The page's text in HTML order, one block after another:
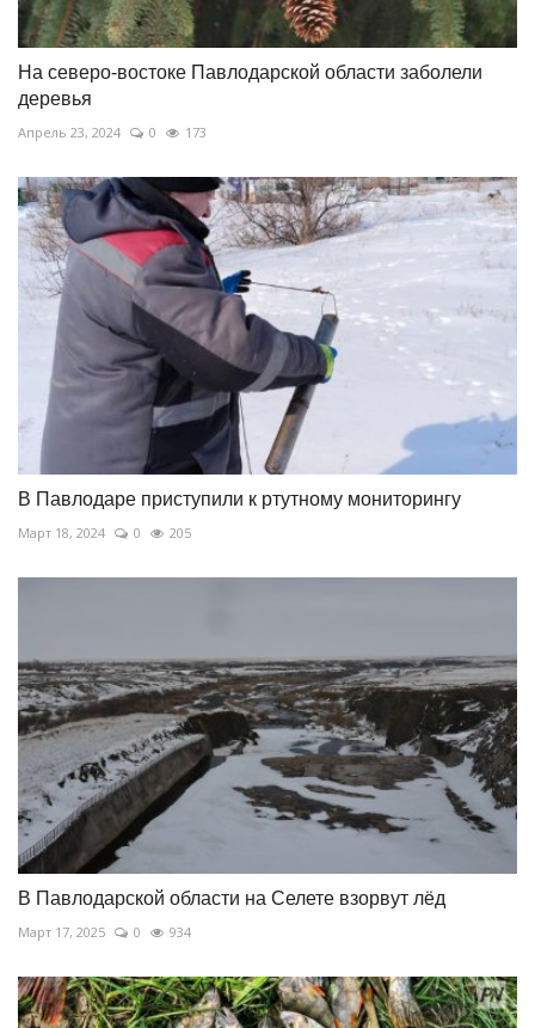
На северо-востоке Павлодарской области заболели
деревья
Апрель 23, 2024 0 173
В Павлодаре приступили к ртутному мониторингу
Март 18, 2024 0 205
В Павлодарской области на Селете взорвут лёд
Март 17, 2025 0 934